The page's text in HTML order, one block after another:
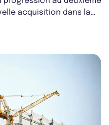
acquisition dans la
de...